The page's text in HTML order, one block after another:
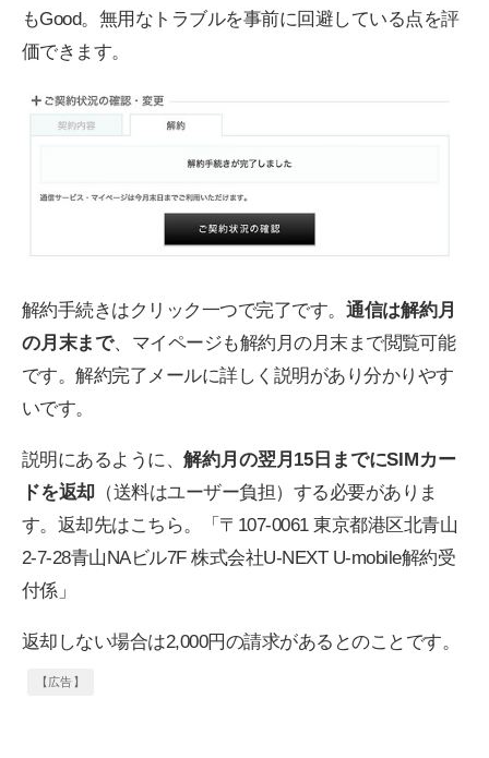
もGood。無用なトラブルを事前に回避している点を評
価できます。
解約手続きはクリック一つで完了です。 通信は解約月
の月末まで、マイページも解約月の月末まで閲覧可能
です。解約完了メールに詳しく説明があり分かりやす
いです。
説明にあるように、解約月の翌月15日までにSIMカー
ドを返却 （送料はユーザー負担）する必要がありま
す。返却先はこちら。「〒107-0061 東京都港区北青山
2-7-28青山NAビル7F 株式会社U-NEXT U-mobile解約受
付係」
返却しない場合は2,000円の請求があるとのことです。
【広告】